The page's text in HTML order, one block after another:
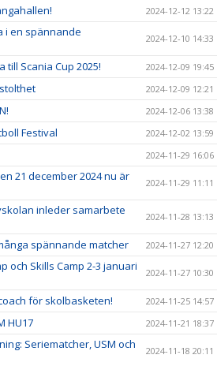
2024-12-12 13:22
i en spännande
2024-12-10 14:33
till Scania Cup 2025! 2024-12-09 19:45
2024-12-09 12:21
2024-12-06 13:38
Festival 2024-12-02 13:59
2024-11-29 16:06
21 december 2024 nu är
2024-11-29 11:11
inleder samarbete
2024-11-28 13:13
spännande matcher 2024-11-27 12:20
och Skills Camp 2-3 januari
2024-11-27 10:30
för skolbasketen! 2024-11-25 14:57
HU17 2024-11-21 18:37
Seriematcher, USM och
2024-11-18 20:11